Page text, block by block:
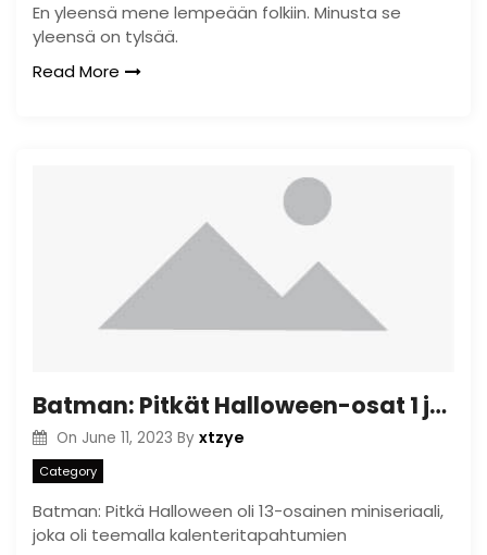
En yleensä mene lempeään folkiin. Minusta se
yleensä on tylsää.
Read More
Batman: Pitkät Halloween-osat 1 ja 2
On June 11, 2023 By xtzye
Category
Batman: Pitkä Halloween oli 13-osainen miniseriaali,
joka oli teemalla kalenteritapahtumien